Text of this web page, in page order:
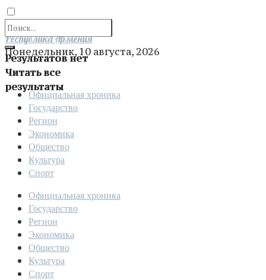
Результатов нет
Читать все
результаты
Отправить
Республика Армения
Понедельник, 10 августа, 2026
Официальная хроника
Государство
Регион
Экономика
Общество
Культура
Спорт
Официальная хроника
Государство
Регион
Экономика
Общество
Культура
Спорт